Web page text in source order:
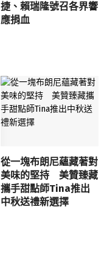
捷、賴瑞隆號召各界響
應捐血
從一塊布朗尼蘊藏著對
美味的堅持 美贊臻藏
攜手甜點師Tina推出
中秋送禮新選擇